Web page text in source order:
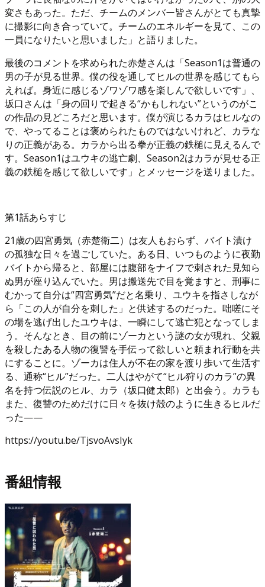
変さもあった。ただ、チームのメンバー皆さんがとても真摯
に撮影に向き合っていて。チームのエネルギーを見て、この
一員になりたいと思いました」と語りました。
最後のコメントを求められた赤楚さんは「Season1は普通の
男の子が見る世界。僕の役を通してヒルの世界を感じてもら
えれば。身近に感じるゾワゾワ感を楽しんで欲しいです」、
坂口さんは「身の回りで起きる“かもしれない”というのがこ
の作品の見どころだと思います。僕が演じるカラはヒルなの
で、やってることは褒められたものではないけれど、カラな
りの正義がある。カラから出る拳が正義の鉄槌に見えるんで
す。Season1はユウキの逃亡劇、Season2はカラが見せる正
義の鉄槌を感じて欲しいです」とメッセージを送りました。
第1話あらすじ
21歳の四宮勇気（赤楚衛二）は友人もおらず、バイト漬け
の孤独な日々を過ごしていた。ある日、いつものように夜勤
バイトから帰ると、部屋には腹部をナイフで刺された見知ら
ぬ男が座り込んでいた。男は搬送先で目を覚ますと、刑事に
むかって自分は“四宮勇気”だと名乗り、ユウキを指さしなが
ら「この人が自分を刺した」と供述するのだった。咄嗟にそ
の場を逃げ出したユウキは、一瞬にして逃亡犯となってしま
う。そんなとき、目の前にゾーカという謎の女が現れ、父親
を殺したある人物の復讐を手伝って欲しいと頼まれ行動を共
にすることに。ゾーカは住人が不在の家を渡り歩いて生活す
る、通称“ヒル”だった。二人はやがて“ヒル狩りのカラ”の異
名を持つ伝説のヒル、カラ（坂口健太郎）と出会う。カラも
また、復讐のためだけに日々を抜け殻のように生きるヒルだ
った——
https://youtu.be/TjsvoAvsIyk
番組情報